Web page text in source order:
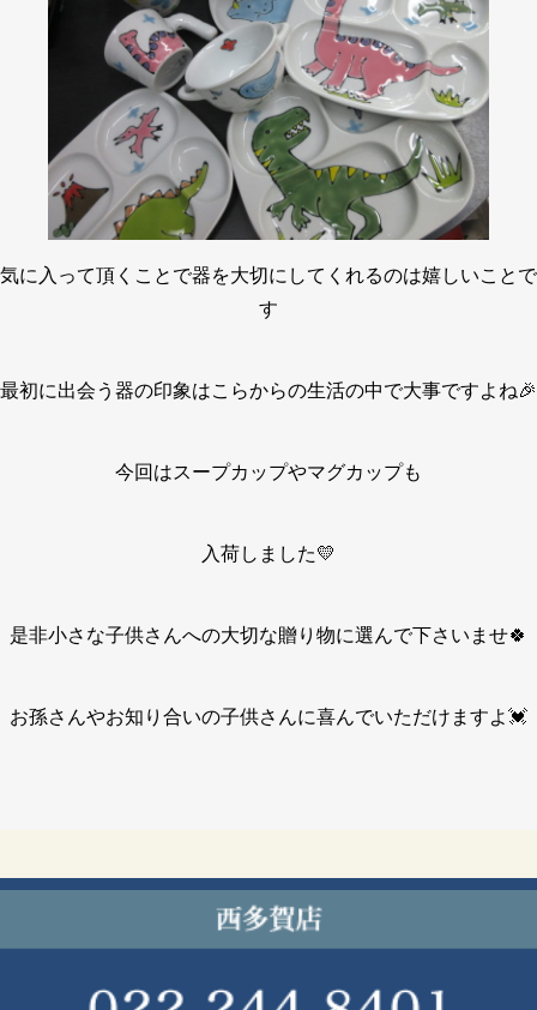
気に入って頂くことで器を大切にしてくれるのは嬉しいことで
す
最初に出会う器の印象はこらからの生活の中で大事ですよね🎉
今回はスープカップやマグカップも
入荷しました💛
是非小さな子供さんへの大切な贈り物に選んで下さいませ🍀
お孫さんやお知り合いの子供さんに喜んでいただけますよ💓